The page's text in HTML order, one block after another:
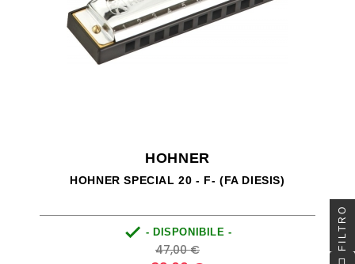
HOHNER
HOHNER SPECIAL 20 - F- (FA DIESIS)
 - DISPONIBILE -
Prezzo
47,00 €Prezzo FILTRO